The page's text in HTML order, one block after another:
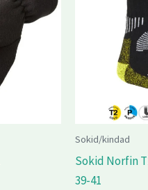
Sokid/kindad
Sokid Norfin
39-41